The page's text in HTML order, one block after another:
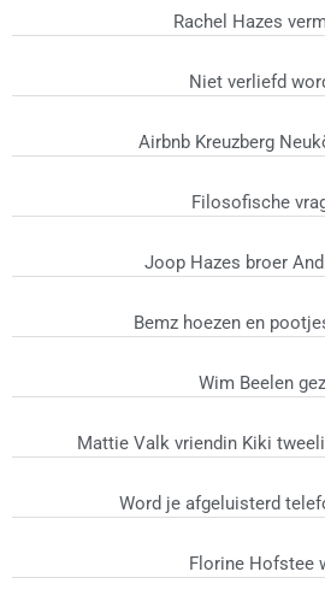
Rachel Hazes
Niet verliefd
Airbnb Kreuzberg
Filosofische
Joop Hazes broer
Bemz hoezen en
Wim Beelen
Mattie Valk vriendin Kiki
Word je afgeluisterd
Florine Hofstee